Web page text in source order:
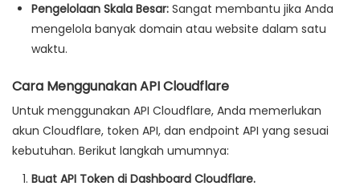
Pengelolaan Skala Besar: Sangat membantu jika Anda
mengelola banyak domain atau website dalam satu
waktu.
Cara Menggunakan API Cloudflare
Untuk menggunakan API Cloudflare, Anda memerlukan
akun Cloudflare, token API, dan endpoint API yang sesuai
kebutuhan. Berikut langkah umumnya:
Buat API Token di Dashboard Cloudflare.